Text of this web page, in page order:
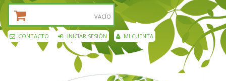
VACÍO
CONTACTO INICIAR SESIÓN MI CUENTA